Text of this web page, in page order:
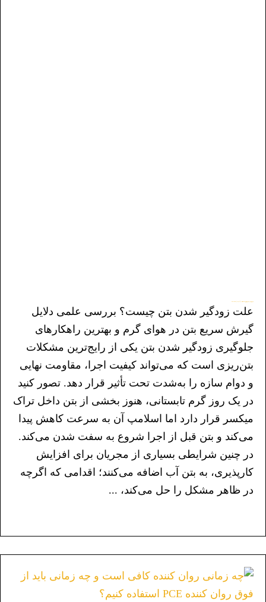
علت زودگیر شدن بتن چیست؟ بررسی علمی دلایل
گیرش سریع بتن در هوای گرم و بهترین راهکارهای
جلوگیری زودگیر شدن بتن یکی از رایج‌ترین مشکلات
بتن‌ریزی است که می‌تواند کیفیت اجرا، مقاومت نهایی
و دوام سازه را به‌شدت تحت تأثیر قرار دهد. تصور کنید
در یک روز گرم تابستانی، هنوز بخشی از بتن داخل تراک
میکسر قرار دارد اما اسلامپ آن به سرعت کاهش پیدا
می‌کند و بتن قبل از اجرا شروع به سفت شدن می‌کند.
در چنین شرایطی بسیاری از مجریان برای افزایش
کارپذیری، به بتن آب اضافه می‌کنند؛ اقدامی که اگرچه
در ظاهر مشکل را حل می‌کند، ...